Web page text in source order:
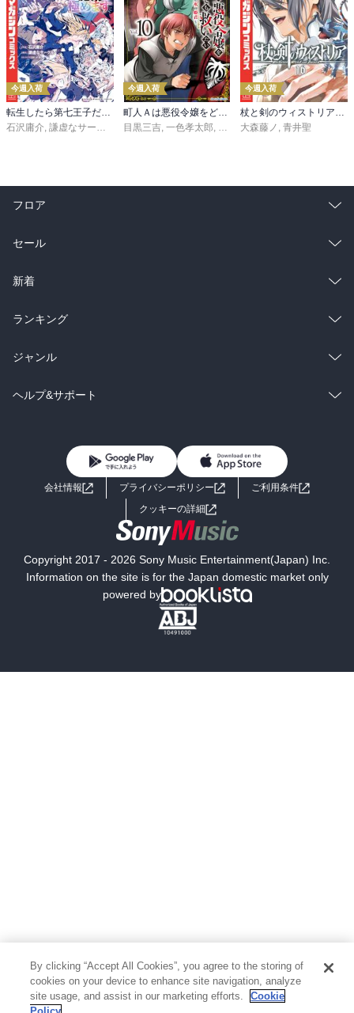
今週入荷
転生したら第七王子だったので、気ままに魔術を極めます（２４）
石沢庸介, 謙虚なサークル メル。
今週入荷
町人Ａは悪役令嬢をどうしても救いたい ～どぶと空と氷の姫君～１０【電子書店共通特典イラスト付】
目黒三吉, 一色孝太郎, Parum
今週入荷
杖と剣のウィストリア（１６）
大森藤ノ , 青井聖
フロア
総合
ラノベ
雑誌・グラビア
BL・TL
セール
総合
ラノベ
雑誌・グラビア
BL・TL
新着
総合
ラノベ
雑誌・グラビア
ランキング
総合
ラノベ
ジャンル
コミック
ライトノベル 男子向けラノベ
小説
海外小説
ミステリー SF
文学
芸術・アート 映画・音楽・演劇
写真集 教養
ヘルプ&サポート
よくあるご質問 お問い合わせ
会社情報 プライバシーポリシー
ご利用条件
クッキーの詳細
Copyright 2017 - 2026 Sony Music Entertainment(Japan) Inc.
Information on the site is for the Japan domestic market only
powered by
By clicking “Accept All Cookies”, you agree to the storing of
cookies on your device to enhance site navigation, analyze
site usage, and assist in our marketing efforts.
Cookie